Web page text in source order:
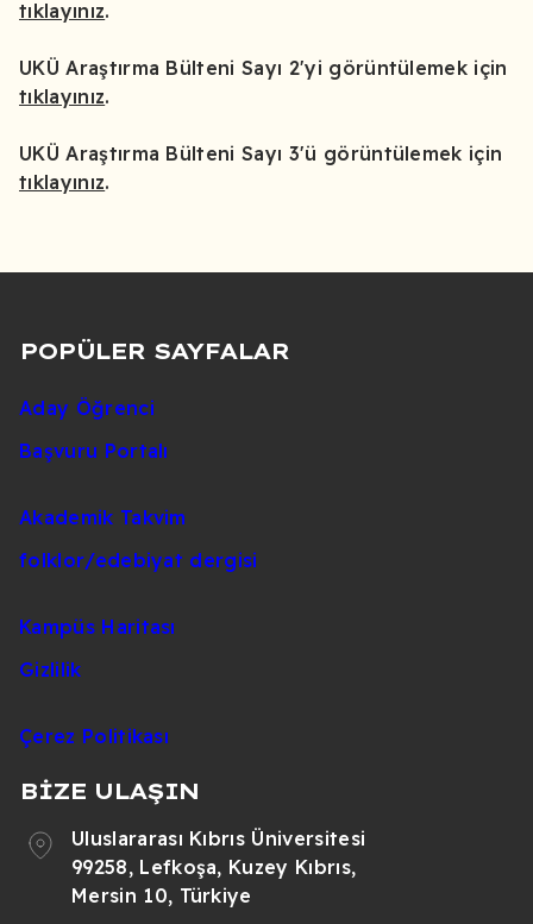
tıklayınız.
UKÜ Araştırma Bülteni Sayı 2'yi görüntülemek için
tıklayınız.
UKÜ Araştırma Bülteni Sayı 3'ü görüntülemek için
tıklayınız.
POPÜLER SAYFALAR
Aday Öğrenci
Başvuru Portalı
Akademik Takvim
folklor/edebiyat dergisi
Kampüs Haritası
Gizlilik
Çerez Politikası
BİZE ULAŞIN
Uluslararası Kıbrıs Üniversitesi
99258, Lefkoşa, Kuzey Kıbrıs,
Mersin 10, Türkiye